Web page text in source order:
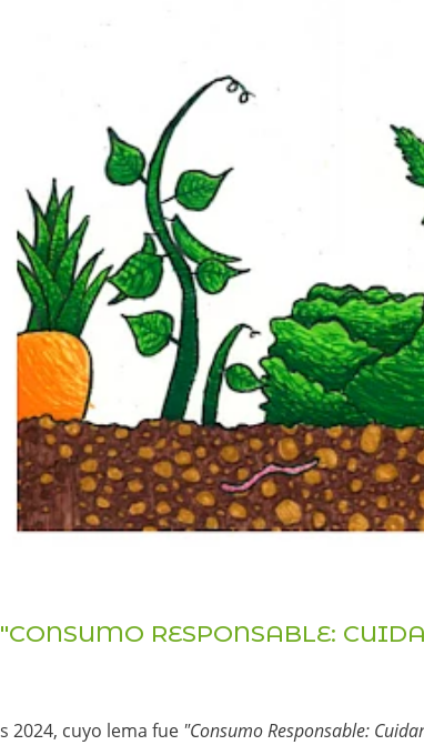
RESPONSABLE:
2024, cuyo lema fue "Consumo Responsable: